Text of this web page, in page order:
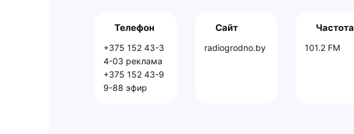
Телефон
+375 152 43-3
4-03 реклама
+375 152 43-9
9-88 эфир
Сайт
radiogrodno.by
Частота
101.2 FM